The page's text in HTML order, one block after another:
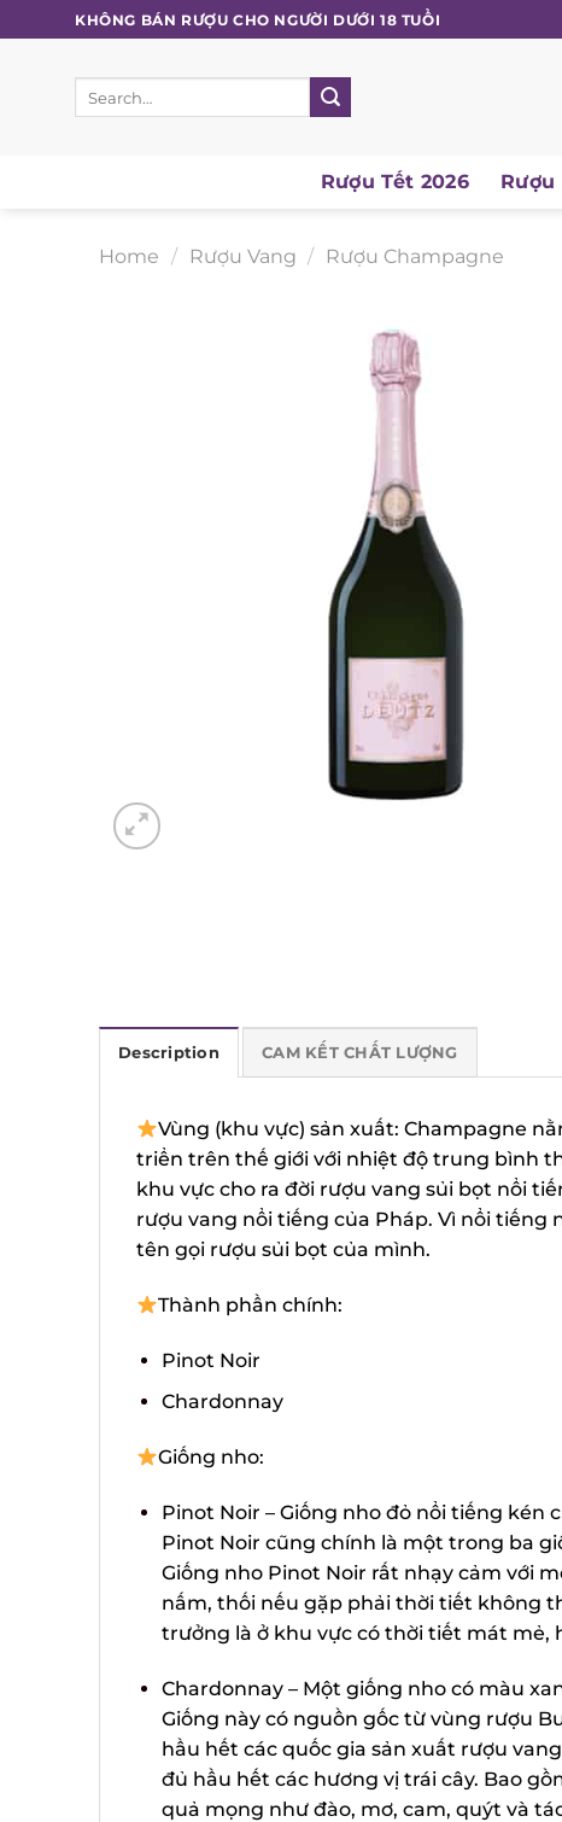
to
content
KHÔNG BÁN RƯỢU CHO NGƯỜI DƯỚI 18 TUỔI
Rượu Tết 2026 Rượu
Home Rượu Vang Rượu Champagne
Description CAM KẾT CHẤT LƯỢNG
Vùng (khu vực) sản xuất: Champagne
triển trên thế giới với nhiệt độ trung bình
khu vực cho ra đời rượu vang sủi bọt nổi
rượu vang nổi tiếng của Pháp. Vì nổi tiếng
tên gọi rượu sủi bọt của mình.
Thành phần chính:
Pinot Noir
Chardonnay
Giống nho:
Pinot Noir – Giống nho đỏ nổi tiếng kén
Pinot Noir cũng chính là một trong ba
Giống nho Pinot Noir rất nhạy cảm với
nấm, thối nếu gặp phải thời tiết không
trưởng là ở khu vực có thời tiết mát mẻ,
Chardonnay – Một giống nho có màu
Giống này có nguồn gốc từ vùng rượu
hầu hết các quốc gia sản xuất rượu
đủ hầu hết các hương vị trái cây. Bao
quả mọng như đào, mơ, cam, quýt và táo.